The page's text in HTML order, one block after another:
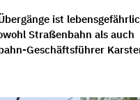
ist
Straßenbahn als auch
Geschäftsführer